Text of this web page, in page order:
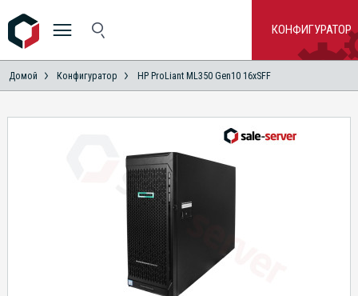
КОНФИГУРАТОР
Домой Конфигуратор HP ProLiant ML350 Gen10 16xSFF